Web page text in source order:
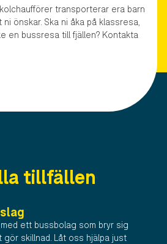
transporterar era barn
önskar. Ska ni åka på klassresa,
en bussresa till fjällen? Kontakta
tillfällen
ett bussbolag som bryr sig
gör skillnad. Låt oss hjälpa just